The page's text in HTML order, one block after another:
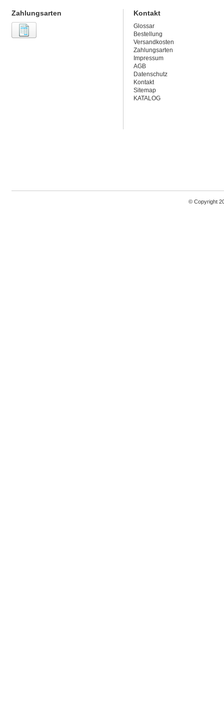
Zahlungsarten Kontakt
Glossar
Bestellung
Versandkosten
Zahlungsarten
Impressum
AGB
Datenschutz
Kontakt
Sitemap
KATALOG
© Copyright